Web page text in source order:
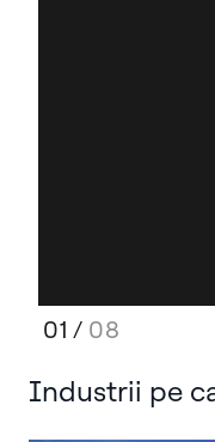
01 / 08
Industrii pe